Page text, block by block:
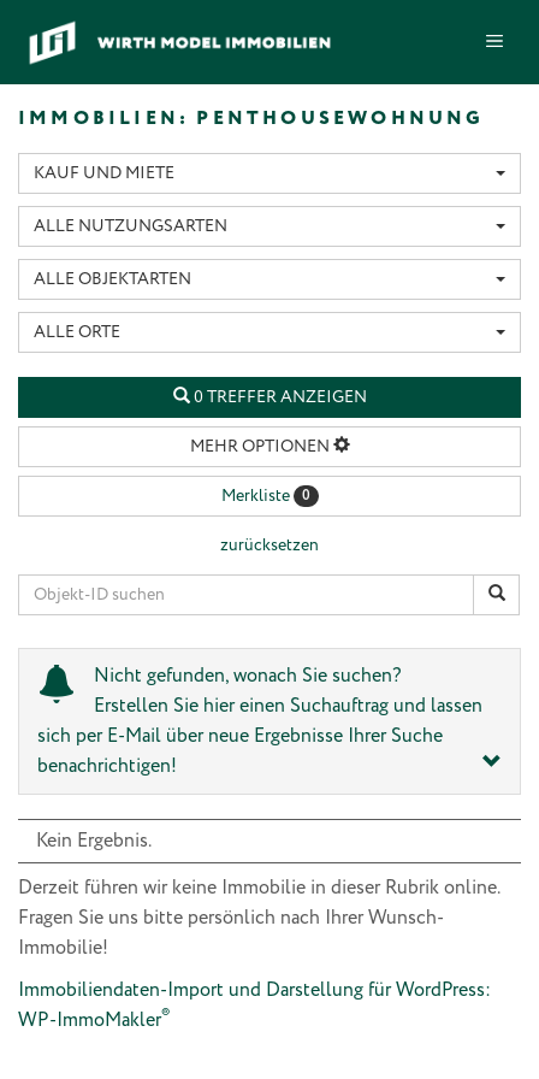
Inhalt
springen
IMMOBILIEN: PENTHOUSEWOHNUNG
KAUF UND MIETE
ALLE NUTZUNGSARTEN
ALLE OBJEKTARTEN
ALLE ORTE
0 TREFFER ANZEIGEN
MEHR OPTIONEN
Merkliste 0
zurücksetzen
Nicht gefunden, wonach Sie suchen?
Erstellen Sie hier einen Suchauftrag und lassen
sich per E-Mail über neue Ergebnisse Ihrer Suche
benachrichtigen!
Kein Ergebnis.
Derzeit führen wir keine Immobilie in dieser Rubrik online.
Fragen Sie uns bitte persönlich nach Ihrer Wunsch-
Immobilie!
Immobiliendaten-Import und Darstellung für WordPress:
WP-ImmoMakler®